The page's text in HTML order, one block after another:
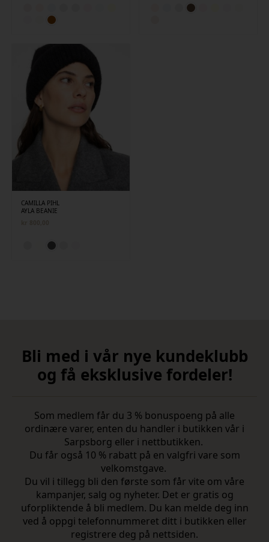
CAMILLA PIHL
AYLA BEANIE
Bli med i vår nye kundeklubb
og få eksklusive fordeler!
Som medlem får du 3 % bonuspoeng på alle
ordinære varer, enten du handler i butikken vår i
Sarpsborg eller i nettbutikken.
Du får også 10 % rabatt på en valgfri vare som
velkomstgave.
Du vil i tillegg bli den første som får vite om våre
kampanjer, salg og nyheter. Det er gratis og
uforpliktende å bli medlem. Du kan melde deg inn
ved å oppgi telefonnummeret ditt i butikken eller
registrere deg på nettsiden.